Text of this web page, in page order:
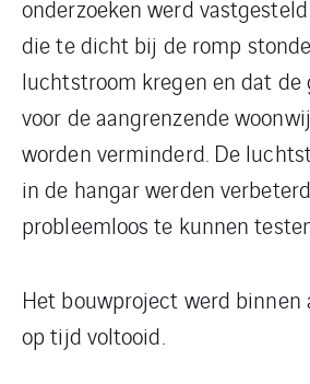
onderzoeken werd
die te dicht bij de romp
luchtstroom kregen en dat de
voor de aangrenzende
worden verminderd. De
in de hangar werden
probleemloos te kunnen
Het bouwproject werd binnen
op tijd voltooid.